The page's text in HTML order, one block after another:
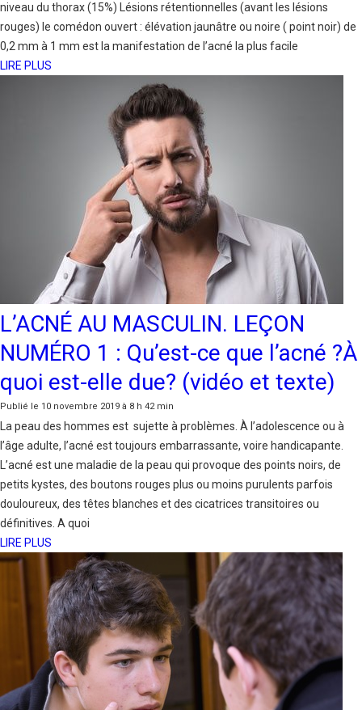
niveau du thorax (15%) Lésions rétentionnelles (avant les lésions
rouges) le comédon ouvert : élévation jaunâtre ou noire ( point noir) de
0,2 mm à 1 mm est la manifestation de l’acné la plus facile
LIRE PLUS
L’ACNÉ AU MASCULIN. LEÇON
NUMÉRO 1 : Qu’est-ce que l’acné ?À
quoi est-elle due? (vidéo et texte)
Publié le 10 novembre 2019 à 8 h 42 min
La peau des hommes est sujette à problèmes. À l’adolescence ou à
l’âge adulte, l’acné est toujours embarrassante, voire handicapante.
L’acné est une maladie de la peau qui provoque des points noirs, de
petits kystes, des boutons rouges plus ou moins purulents parfois
douloureux, des têtes blanches et des cicatrices transitoires ou
définitives. A quoi
LIRE PLUS